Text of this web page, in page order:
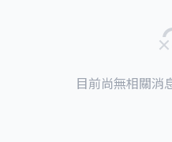
目前尚無相關消